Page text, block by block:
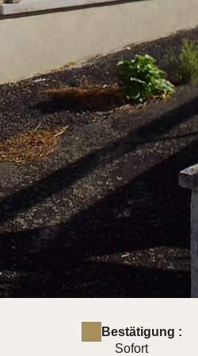
Bestätigung :
Sofort